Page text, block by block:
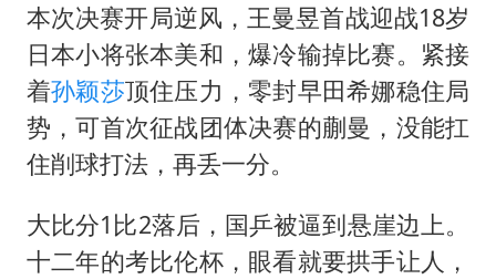
本次决赛开局逆风，王曼昱首战迎战18岁
日本小将张本美和，爆冷输掉比赛。紧接
着孙颖莎顶住压力，零封早田希娜稳住局
势，可首次征战团体决赛的蒯曼，没能扛
住削球打法，再丢一分。
大比分1比2落后，国乒被逼到悬崖边上。
十二年的考比伦杯，眼看就要拱手让人，